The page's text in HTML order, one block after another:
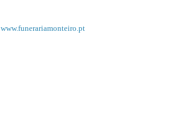
www.funerariamonteiro.pt